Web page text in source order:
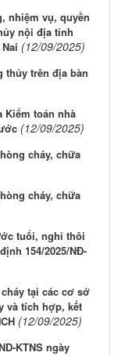
nhiệm vụ, quyền
nội địa tỉnh
(12/09/2025)
thủy trên địa bàn
Kiểm toán nhà
(12/09/2025)
cháy, chữa
cháy, chữa
tuổi, nghỉ thôi
154/2025/NĐ-
tại các cơ sở
và tích hợp, kết
(12/09/2025)
KTNS ngày